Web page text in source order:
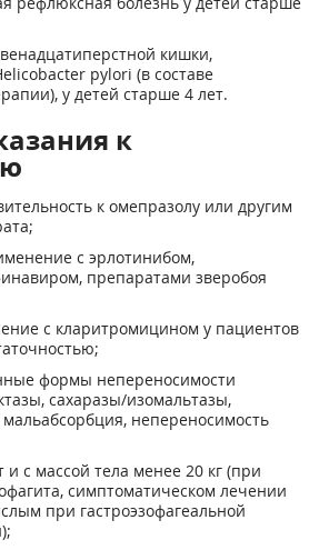
кишки,
pylori (в составе
у детей старше 4 лет.
к
к омепразолу или другим
с эрлотинибом,
препаратами зверобоя
с кларитромицином у пациентов
формы непереносимости
сахаразы/изомальтазы,
мальабсорбция, непереносимость
с массой тела менее 20 кг (при
симптоматическом лечении
при гастроэзофагеальной